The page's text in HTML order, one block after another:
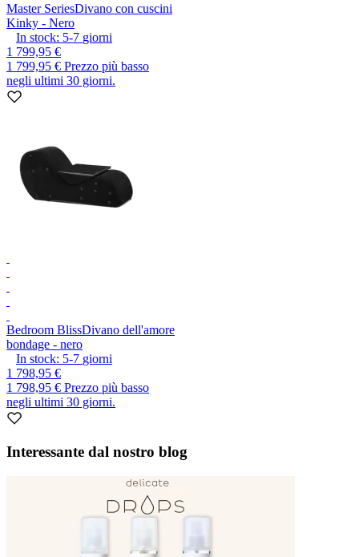
Master SeriesDivano con cuscini
Kinky - Nero
In stock: 5-7 giorni
1 799,95 €
1 799,95 € Prezzo più basso
negli ultimi 30 giorni.
Bedroom BlissDivano dell'amore
bondage - nero
In stock: 5-7 giorni
1 798,95 €
1 798,95 € Prezzo più basso
negli ultimi 30 giorni.
Interessante dal nostro blog